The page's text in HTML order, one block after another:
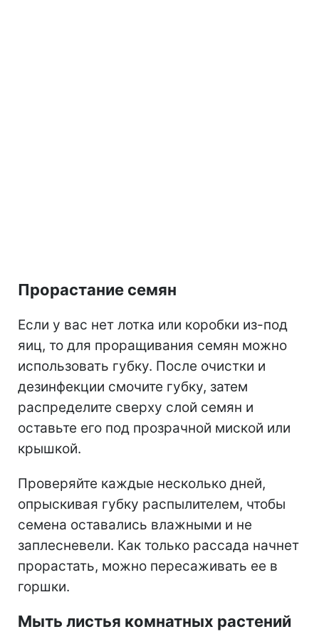
Прорастание семян
Если у вас нет лотка или коробки из-под
яиц, то для проращивания семян можно
использовать губку. После очистки и
дезинфекции смочите губку, затем
распределите сверху слой семян и
оставьте его под прозрачной миской или
крышкой.
Проверяйте каждые несколько дней,
опрыскивая губку распылителем, чтобы
семена оставались влажными и не
заплесневели. Как только рассада начнет
прорастать, можно пересаживать ее в
горшки.
Мыть листья комнатных растений